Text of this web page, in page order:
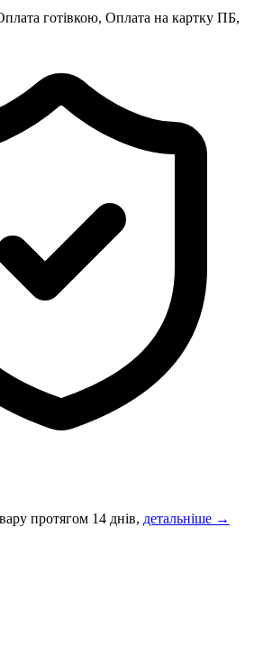
готівкою, Оплата на картку ПБ,
протягом 14 днів, детальніше →